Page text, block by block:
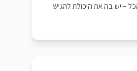
– יש בה את היכולת להגיש